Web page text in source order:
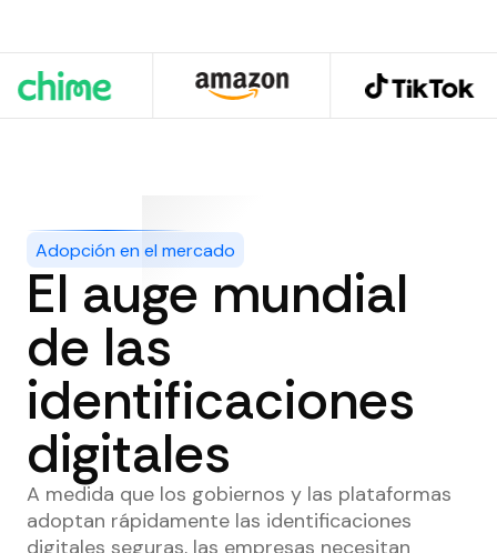
Adopción en el mercado
El auge mundial
de las
identificaciones
digitales
A medida que los gobiernos y las plataformas
adoptan rápidamente las identificaciones
digitales seguras, las empresas necesitan